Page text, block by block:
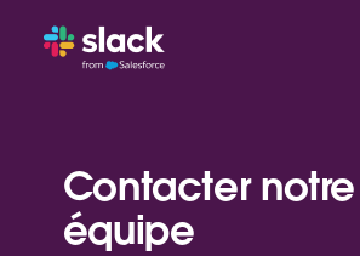
Contacter notre
équipe